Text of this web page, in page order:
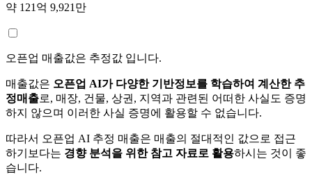
약 121억 9,921만
오픈업 매출값은 추정값 입니다.
매출값은 오픈업 AI가 다양한 기반정보를 학습하여 계산한 추
정매출로, 매장, 건물, 상권, 지역과 관련된 어떠한 사실도 증명
하지 않으며 이러한 사실 증명에 활용할 수 없습니다.
따라서 오픈업 AI 추정 매출은 매출의 절대적인 값으로 접근
하기보다는 경향 분석을 위한 참고 자료로 활용하시는 것이 좋
습니다.